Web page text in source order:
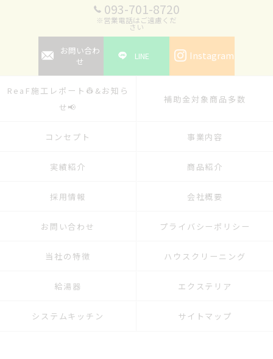
093-701-8720
※営業電話はご遠慮くだ
さい
お問い合わ
せ
LINE Instagram
ReaF施工レポート👷&お知ら
せ📢
補助金対象商品多数
コンセプト 事業内容
実績紹介 商品紹介
採用情報 会社概要
お問い合わせ プライバシーポリシー
当社の特徴 ハウスクリーニング
給湯器 エクステリア
システムキッチン サイトマップ